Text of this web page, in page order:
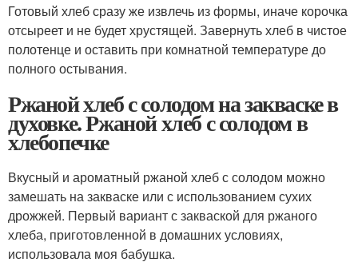
Готовый хлеб сразу же извлечь из формы, иначе корочка
отсыреет и не будет хрустящей. Завернуть хлеб в чистое
полотенце и оставить при комнатной температуре до
полного остывания.
Ржаной хлеб с солодом на закваске в
духовке. Ржаной хлеб с солодом в
хлебопечке
Вкусный и ароматный ржаной хлеб с солодом можно
замешать на закваске или с использованием сухих
дрожжей. Первый вариант с закваской для ржаного
хлеба, приготовленной в домашних условиях,
использовала моя бабушка.